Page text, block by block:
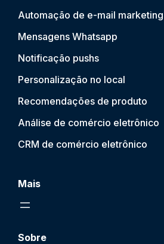
Automação de e-mail marketing
Mensagens Whatsapp
Notificação pushs
Personalização no local
Recomendações de produto
Análise de comércio eletrônico
CRM de comércio eletrônico
Mais
Sobre